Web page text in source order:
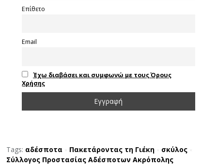
Επίθετο
Email
Έχω διαβάσει και συμφωνώ με τους Όρους
Χρήσης
Tags: αδέσποτα Πακετάροντας τη Γιέκη σκύλος
Σύλλογος Προστασίας Αδέσποτων Ακρόπολης